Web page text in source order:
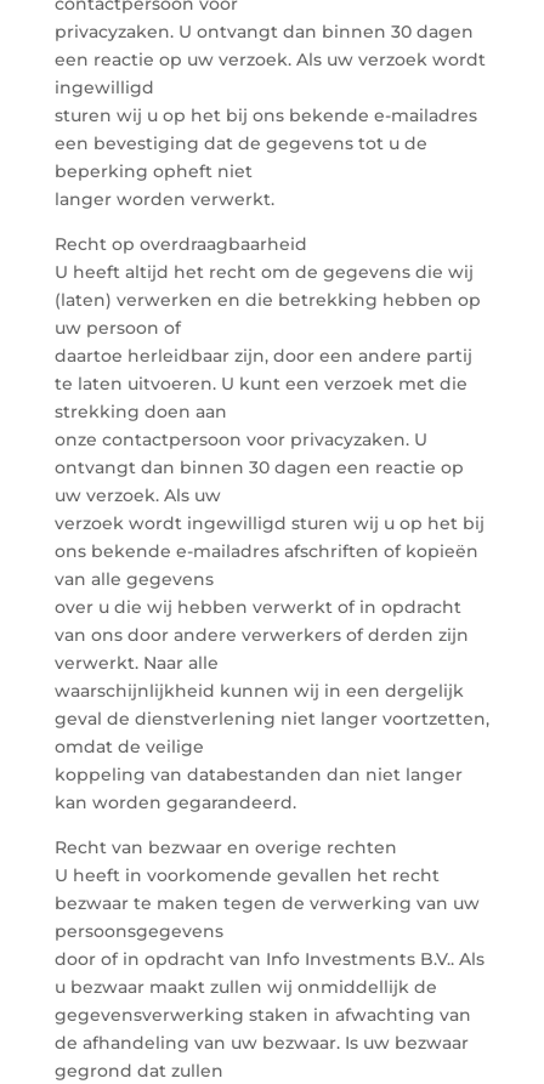
privacyzaken. U ontvangt dan binnen 30 dagen
een reactie op uw verzoek. Als uw verzoek wordt
ingewilligd
sturen wij u op het bij ons bekende e-mailadres
een bevestiging dat de gegevens tot u de
beperking opheft niet
langer worden verwerkt.
Recht op overdraagbaarheid
U heeft altijd het recht om de gegevens die wij
(laten) verwerken en die betrekking hebben op
uw persoon of
daartoe herleidbaar zijn, door een andere partij
te laten uitvoeren. U kunt een verzoek met die
strekking doen aan
onze contactpersoon voor privacyzaken. U
ontvangt dan binnen 30 dagen een reactie op
uw verzoek. Als uw
verzoek wordt ingewilligd sturen wij u op het bij
ons bekende e-mailadres afschriften of kopieën
van alle gegevens
over u die wij hebben verwerkt of in opdracht
van ons door andere verwerkers of derden zijn
verwerkt. Naar alle
waarschijnlijkheid kunnen wij in een dergelijk
geval de dienstverlening niet langer voortzetten,
omdat de veilige
koppeling van databestanden dan niet langer
kan worden gegarandeerd.
Recht van bezwaar en overige rechten
U heeft in voorkomende gevallen het recht
bezwaar te maken tegen de verwerking van uw
persoonsgegevens
door of in opdracht van Info Investments B.V.. Als
u bezwaar maakt zullen wij onmiddellijk de
gegevensverwerking staken in afwachting van
de afhandeling van uw bezwaar. Is uw bezwaar
gegrond dat zullen